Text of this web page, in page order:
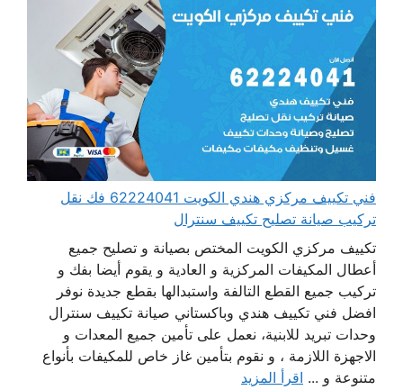
فني تكييف مركزي هندي الكويت 62224041 فك نقل
تركيب صيانة تصليح تكييف سنترال
تكييف مركزي الكويت المختص بصيانة و تصليح جميع
أعطال المكيفات المركزية و العادية و يقوم أيضا بفك و
تركيب جميع القطع التالفة واستبدالها بقطع جديدة نوفر
افضل فني تكييف هندي وباكستاني صيانة تكييف سنترال
وحدات تبريد للابنية، نعمل على تأمين جميع المعدات و
الاجهزة اللازمة ، و نقوم بتأمين غاز خاص للمكيفات بأنواع
متنوعة و ... اقرأ المزيد